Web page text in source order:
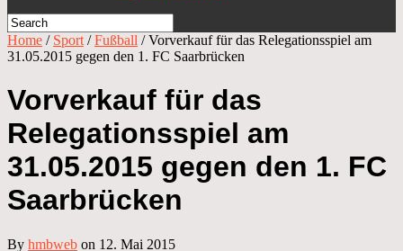
Home / Sport /Fußball /Vorverkauf für das Relegationsspiel am
31.05.2015 gegen den 1. FC Saarbrücken
Vorverkauf für das
Relegationsspiel am
31.05.2015 gegen den 1. FC
Saarbrücken
By hmbweb on 12. Mai 2015